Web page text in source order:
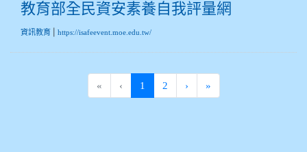
教育部全民資安素養自我評量網
資訊教育 https://isafeevent.moe.edu.tw/
« ‹ 1 (current)
2 › »